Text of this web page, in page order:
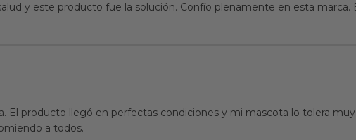
y este producto fue la solución. Confío plenamente en esta
El producto llegó en perfectas condiciones y mi mascota lo tolera
a todos.